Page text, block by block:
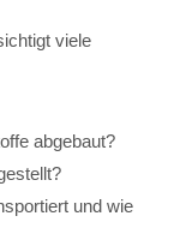
viele
abgebaut?
und wie